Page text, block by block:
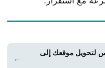
لتحويل موقعك إلى
←